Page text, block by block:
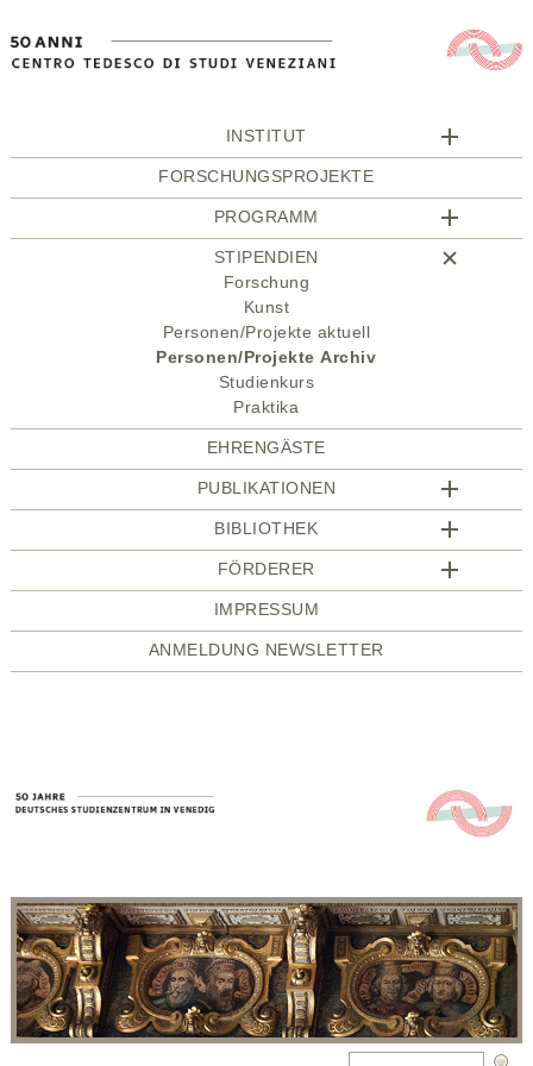
INSTITUT
FORSCHUNGSPROJEKTE
PROGRAMM
STIPENDIEN
Forschung
Kunst
Personen/Projekte aktuell
Personen/Projekte Archiv
Studienkurs
Praktika
EHRENGÄSTE
PUBLIKATIONEN
BIBLIOTHEK
FÖRDERER
IMPRESSUM
ANMELDUNG NEWSLETTER